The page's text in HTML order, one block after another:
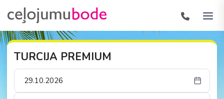
TURCIJA PREMIUM